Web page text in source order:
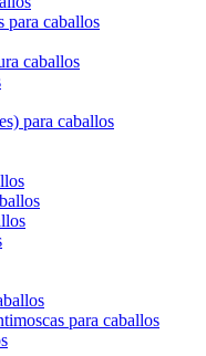
para caballos
caballos
para caballos
para caballos